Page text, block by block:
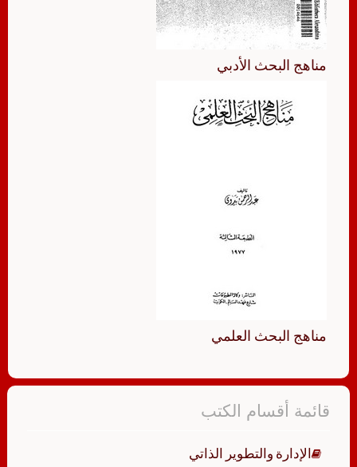
مناهج البحث الأدبي
مناهج البحث العلمي
قائمة أقسام الكتب
الإدارة والتطوير الذاتي